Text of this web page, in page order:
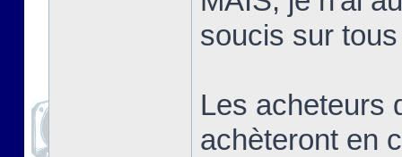
soucis sur
Les acheteurs
achèteront en